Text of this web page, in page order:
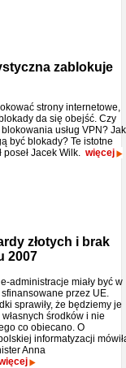
zablokuje
strony internetowe,
da się obejść. Czy
usług VPN? Jak
być blokady? Te istotne
poseł Jacek Wilk. więcej
złotych i brak
2007
administracje miały być w
przez UE.
sprawiły, że będziemy je
środków i nie
co obiecano. O
informatyzacji
Anna